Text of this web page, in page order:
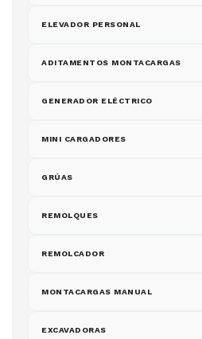
ELEVADOR PERSONAL
ADITAMENTOS MONTACARGAS
GENERADOR ELÉCTRICO
MINI CARGADORES
GRÚAS
REMOLQUES
REMOLCADOR
MONTACARGAS MANUAL
EXCAVADORAS